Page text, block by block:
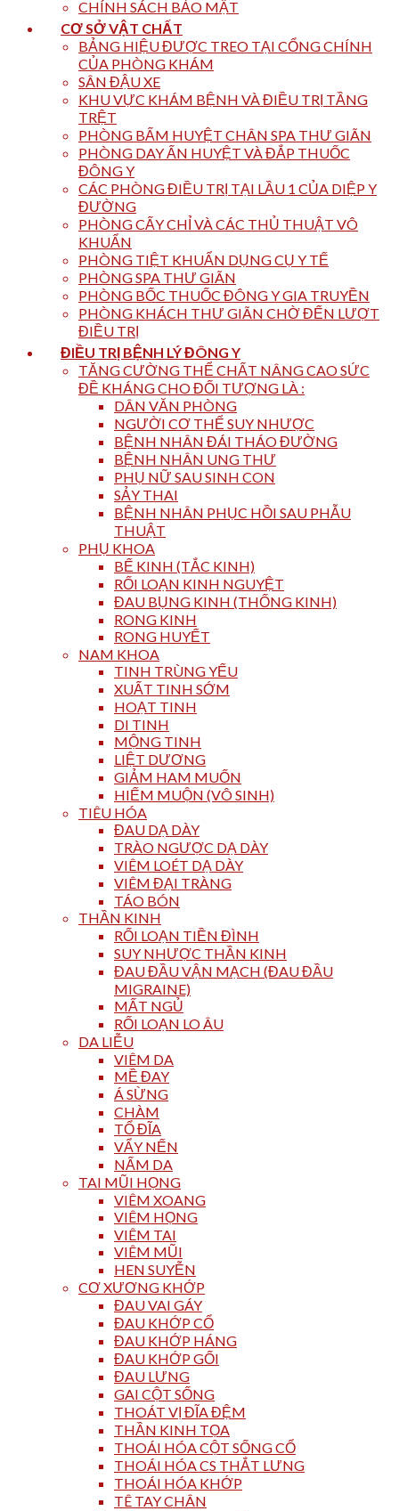
CHÍNH SÁCH BẢO MẬT
CƠ SỞ VẬT CHẤT
BẢNG HIỆU ĐƯỢC TREO TẠI CỔNG CHÍNH
CỦA PHÒNG KHÁM
SÂN ĐẬU XE
KHU VỰC KHÁM BỆNH VÀ ĐIỀU TRỊ TẦNG
TRỆT
PHÒNG BẤM HUYỆT CHÂN SPA THƯ GIÃN
PHÒNG DAY ẤN HUYỆT VÀ ĐẮP THUỐC
ĐÔNG Y
CÁC PHÒNG ĐIỀU TRỊ TẠI LẦU 1 CỦA DIỆP Y
ĐƯỜNG
PHÒNG CẤY CHỈ VÀ CÁC THỦ THUẬT VÔ
KHUẨN
PHÒNG TIỆT KHUẨN DỤNG CỤ Y TẾ
PHÒNG SPA THƯ GIÃN
PHÒNG BỐC THUỐC ĐÔNG Y GIA TRUYỀN
PHÒNG KHÁCH THƯ GIÃN CHỜ ĐẾN LƯỢT
ĐIỀU TRỊ
ĐIỀU TRỊ BỆNH LÝ ĐÔNG Y
TĂNG CƯỜNG THỂ CHẤT NÂNG CAO SỨC
ĐỀ KHÁNG CHO ĐỐI TƯỢNG LÀ :
DÂN VĂN PHÒNG
NGƯỜI CƠ THỂ SUY NHƯỢC
BỆNH NHÂN ĐÁI THÁO ĐƯỜNG
BỆNH NHÂN UNG THƯ
PHỤ NỮ SAU SINH CON
SẢY THAI
BỆNH NHÂN PHỤC HỒI SAU PHẪU
THUẬT
PHỤ KHOA
BẾ KINH (TẮC KINH)
RỐI LOẠN KINH NGUYỆT
ĐAU BỤNG KINH (THỐNG KINH)
RONG KINH
RONG HUYẾT
NAM KHOA
TINH TRÙNG YẾU
XUẤT TINH SỚM
HOẠT TINH
DI TINH
MỘNG TINH
LIỆT DƯƠNG
GIẢM HAM MUỐN
HIẾM MUỘN (VÔ SINH)
TIÊU HÓA
ĐAU DẠ DÀY
TRÀO NGƯỢC DẠ DÀY
VIÊM LOÉT DẠ DÀY
VIÊM ĐẠI TRÀNG
TÁO BÓN
THẦN KINH
RỐI LOẠN TIỀN ĐÌNH
SUY NHƯỢC THẦN KINH
ĐAU ĐẦU VẬN MẠCH (ĐAU ĐẦU
MIGRAINE)
MẤT NGỦ
RỐI LOẠN LO ÂU
DA LIỄU
VIÊM DA
MỀ ĐAY
Á SỪNG
CHÀM
TỔ ĐĨA
VẨY NẾN
NẤM DA
TAI MŨI HỌNG
VIÊM XOANG
VIÊM HỌNG
VIÊM TAI
VIÊM MŨI
HEN SUYỄN
CƠ XƯƠNG KHỚP
ĐAU VAI GÁY
ĐAU KHỚP CỔ
ĐAU KHỚP HÁNG
ĐAU KHỚP GỐI
ĐAU LƯNG
GAI CỘT SỐNG
THOÁT VỊ ĐĨA ĐỆM
THẦN KINH TỌA
THOÁI HÓA CỘT SỐNG CỔ
THOÁI HÓA CS THẮT LƯNG
THOÁI HÓA KHỚP
TÊ TAY CHÂN